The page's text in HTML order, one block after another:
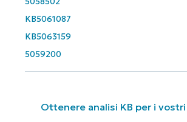
KB5061087
KB5063159
5059200
Ottenere analisi KB per i